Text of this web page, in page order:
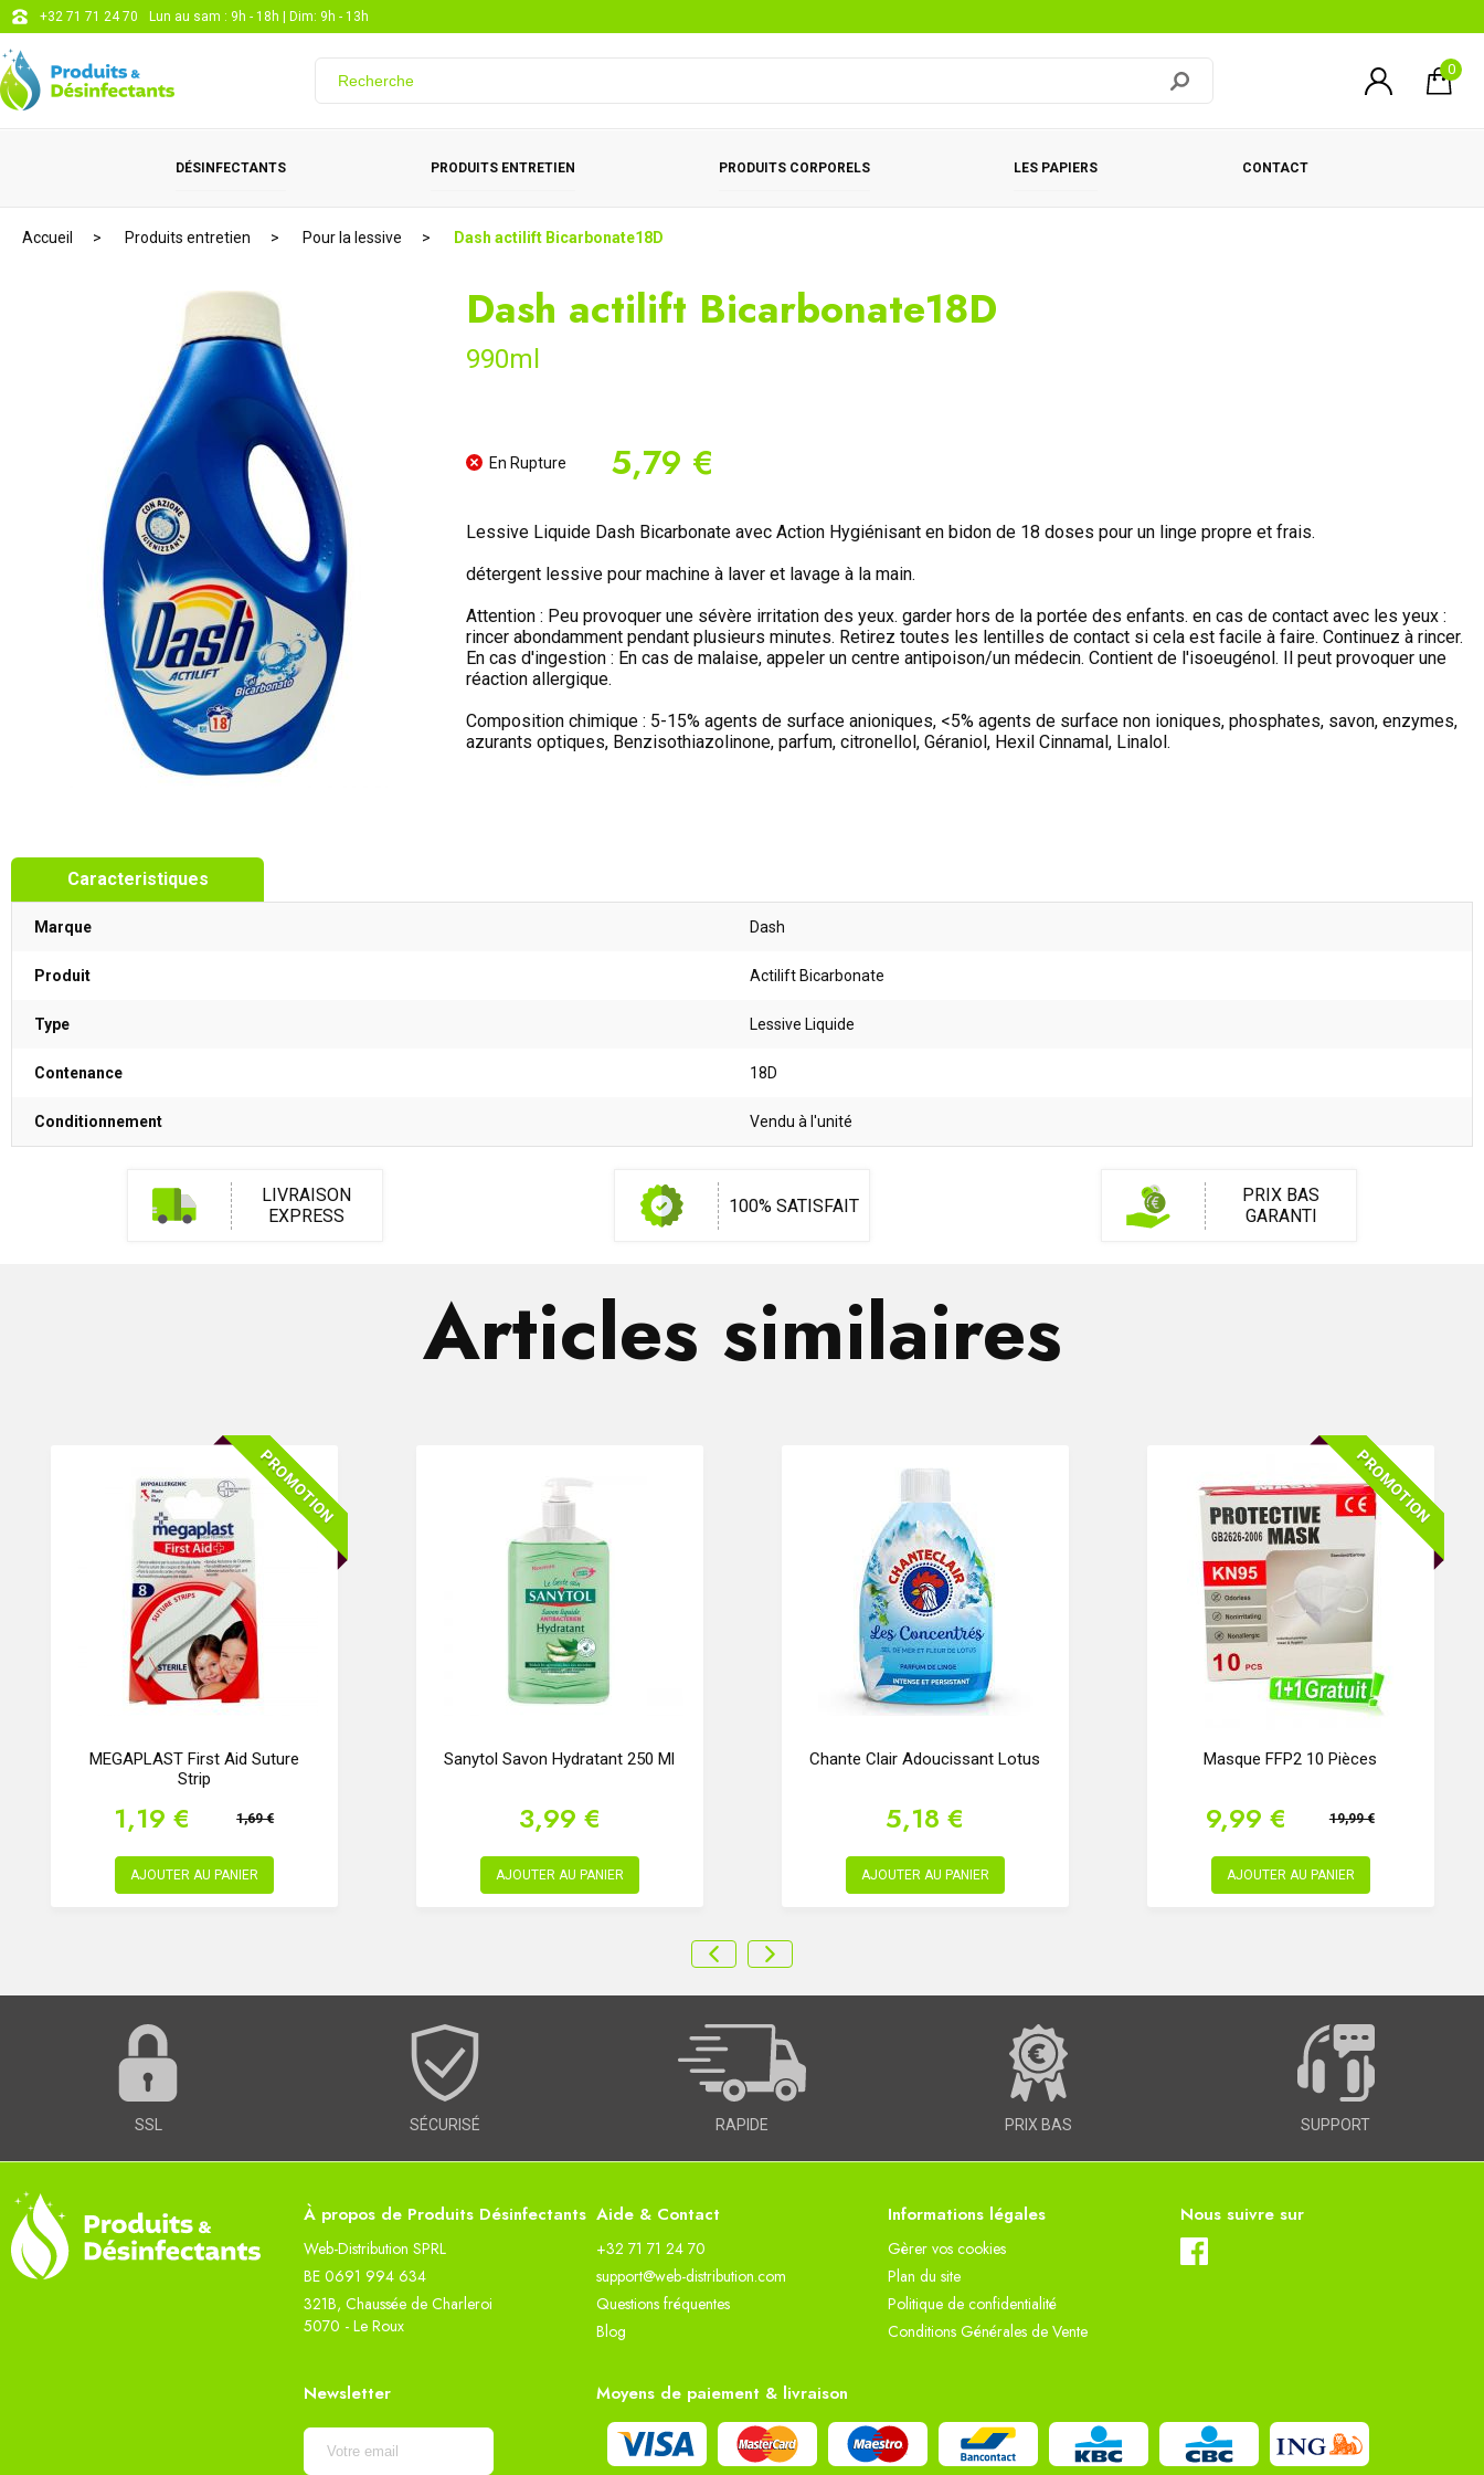
+32 71 71 24 70 Lun au sam : 9h - 18h | Dim: 9h - 13h
0
DÉSINFECTANTS PRODUITS ENTRETIEN PRODUITS CORPORELS LES PAPIERS CONTACT
Accueil Produits entretien Pour la lessive Dash actilift Bicarbonate18D
Dash actilift Bicarbonate18D
990ml
En Rupture 5,79 €
Lessive Liquide Dash Bicarbonate avec Action Hygiénisant en bidon de 18 doses pour un linge propre et frais.
détergent lessive pour machine à laver et lavage à la main.
Attention : Peu provoquer une sévère irritation des yeux. garder hors de la portée des enfants. en cas de contact avec les yeux :
rincer abondamment pendant plusieurs minutes. Retirez toutes les lentilles de contact si cela est facile à faire. Continuez à rincer.
En cas d'ingestion : En cas de malaise, appeler un centre antipoison/un médecin. Contient de l'isoeugénol. Il peut provoquer une
réaction allergique.
Composition chimique : 5-15% agents de surface anioniques, <5% agents de surface non ioniques, phosphates, savon, enzymes,
azurants optiques, Benzisothiazolinone, parfum, citronellol, Géraniol, Hexil Cinnamal, Linalol.
Caracteristiques
Marque Dash
Produit Actilift Bicarbonate
Type Lessive Liquide
Contenance 18D
Conditionnement Vendu à l'unité
LIVRAISON
EXPRESS
100% SATISFAIT
PRIX BAS
GARANTI
Articles similaires
PROMOTION
MEGAPLAST First Aid Suture
Strip
1,19 € 1,69 €
AJOUTER AU PANIER
Sanytol Savon Hydratant 250 Ml
3,99 €
AJOUTER AU PANIER
Chante Clair Adoucissant Lotus
5,18 €
AJOUTER AU PANIER
PROMOTION
Masque FFP2 10 Pièces
9,99 € 19,99 €
AJOUTER AU PANIER
SSL SÉCURISÉ RAPIDE PRIX BAS SUPPORT
À propos de Produits Désinfectants
Web-Distribution SPRL
BE 0691 994 634
321B, Chaussée de Charleroi
5070 - Le Roux
Aide & Contact
+32 71 71 24 70
support@web-distribution.com
Questions fréquentes
Blog
Informations légales
Gèrer vos cookies
Plan du site
Politique de confidentialité
Conditions Générales de Vente
Nous suivre sur
Newsletter Moyens de paiement & livraison